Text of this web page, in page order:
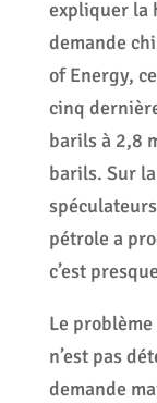
expliquer la
demande
of Energy,
cinq
barils à 2,8
barils. Sur
pétrole a
c’est
Le
n’est pas
demande